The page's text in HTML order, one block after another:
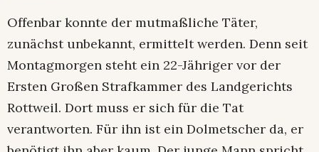
Offenbar konnte der mutmaßliche Täter,
zunächst unbekannt, ermittelt werden. Denn seit
Montagmorgen steht ein 22-Jähriger vor der
Ersten Großen Strafkammer des Landgerichts
Rottweil. Dort muss er sich für die Tat
verantworten. Für ihn ist ein Dolmetscher da, er